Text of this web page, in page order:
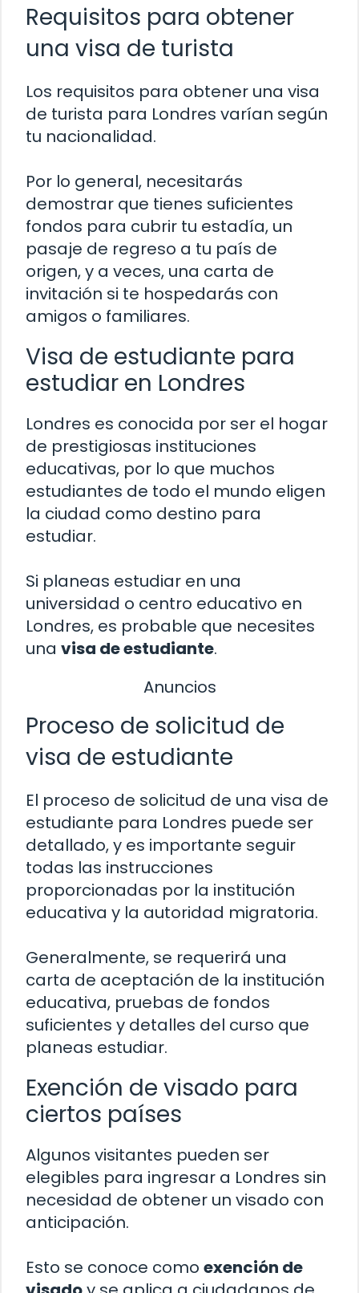
Requisitos para obtener
una visa de turista
Los requisitos para obtener una visa
de turista para Londres varían según
tu nacionalidad.
Por lo general, necesitarás
demostrar que tienes suficientes
fondos para cubrir tu estadía, un
pasaje de regreso a tu país de
origen, y a veces, una carta de
invitación si te hospedarás con
amigos o familiares.
Visa de estudiante para
estudiar en Londres
Londres es conocida por ser el hogar
de prestigiosas instituciones
educativas, por lo que muchos
estudiantes de todo el mundo eligen
la ciudad como destino para
estudiar.
Si planeas estudiar en una
universidad o centro educativo en
Londres, es probable que necesites
una visa de estudiante.
Anuncios
Proceso de solicitud de
visa de estudiante
El proceso de solicitud de una visa de
estudiante para Londres puede ser
detallado, y es importante seguir
todas las instrucciones
proporcionadas por la institución
educativa y la autoridad migratoria.
Generalmente, se requerirá una
carta de aceptación de la institución
educativa, pruebas de fondos
suficientes y detalles del curso que
planeas estudiar.
Exención de visado para
ciertos países
Algunos visitantes pueden ser
elegibles para ingresar a Londres sin
necesidad de obtener un visado con
anticipación.
Esto se conoce como exención de